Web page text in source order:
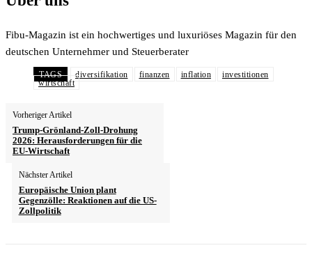
Fibu-Magazin ist ein hochwertiges und luxuriöses Magazin für den
deutschen Unternehmer und Steuerberater
TAGS diversifikation finanzen inflation
investitionen
wirtschaft
Vorheriger Artikel
Trump-Grönland-Zoll-Drohung
2026: Herausforderungen für die
EU-Wirtschaft
Nächster Artikel
Europäische Union plant
Gegenzölle: Reaktionen auf die US-
Zollpolitik